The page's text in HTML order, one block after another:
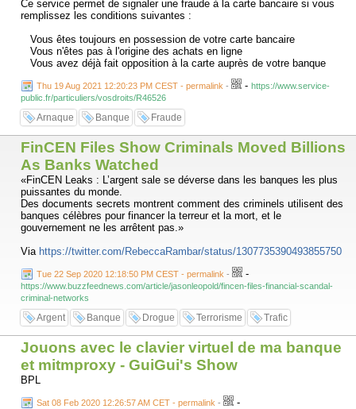
Ce service permet de signaler une fraude à la carte bancaire si vous
remplissez les conditions suivantes :
Vous êtes toujours en possession de votre carte bancaire
Vous n'êtes pas à l'origine des achats en ligne
Vous avez déjà fait opposition à la carte auprès de votre banque
Thu 19 Aug 2021 12:20:23 PM CEST - permalink - - https://www.service-
public.fr/particuliers/vosdroits/R46526
Arnaque Banque Fraude
FinCEN Files Show Criminals Moved Billions
As Banks Watched
«FinCEN Leaks : L’argent sale se déverse dans les banques les plus
puissantes du monde.
Des documents secrets montrent comment des criminels utilisent des
banques célèbres pour financer la terreur et la mort, et le
gouvernement ne les arrêtent pas.»
Via https://twitter.com/RebeccaRambar/status/1307735390493855750
Tue 22 Sep 2020 12:18:50 PM CEST - permalink - -
https://www.buzzfeednews.com/article/jasonleopold/fincen-files-financial-scandal-
criminal-networks
Argent Banque Drogue Terrorisme Trafic
Jouons avec le clavier virtuel de ma banque
et mitmproxy - GuiGui's Show
BPL
Sat 08 Feb 2020 12:26:57 AM CET - permalink - -